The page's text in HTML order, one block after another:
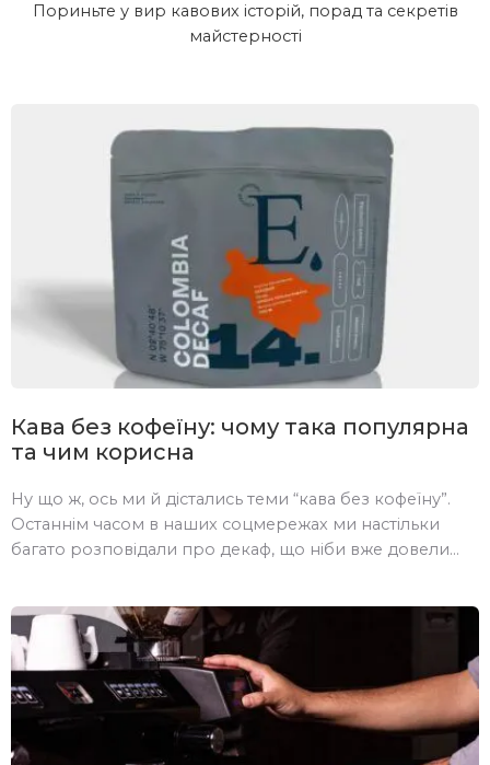
Пориньте у вир кавових історій, порад та секретів
майстерності
Кава без кофеїну: чому така популярна
та чим корисна
Ну що ж, ось ми й дістались теми “кава без кофеїну”.
Останнім часом в наших соцмережах ми настільки
багато розповідали про декаф, що ніби вже довели
детальніше, тому маємо надію, що ця стаття буде
корисна тим, у кого ще залишились питання […]